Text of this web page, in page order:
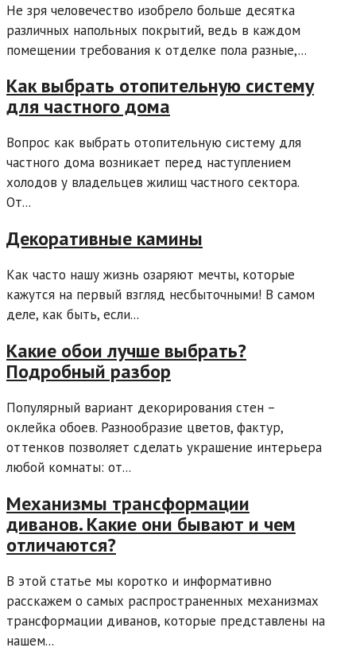
Не зря человечество изобрело больше десятка
различных напольных покрытий, ведь в каждом
помещении требования к отделке пола разные,...
Как выбрать отопительную систему
для частного дома
Вопрос как выбрать отопительную систему для
частного дома возникает перед наступлением
холодов у владельцев жилищ частного сектора.
От...
Декоративные камины
Как часто нашу жизнь озаряют мечты, которые
кажутся на первый взгляд несбыточными! В самом
деле, как быть, если...
Какие обои лучше выбрать?
Подробный разбор
Популярный вариант декорирования стен –
оклейка обоев. Разнообразие цветов, фактур,
оттенков позволяет сделать украшение интерьера
любой комнаты: от...
Механизмы трансформации
диванов. Какие они бывают и чем
отличаются?
В этой статье мы коротко и информативно
расскажем о самых распространенных механизмах
трансформации диванов, которые представлены на
нашем...